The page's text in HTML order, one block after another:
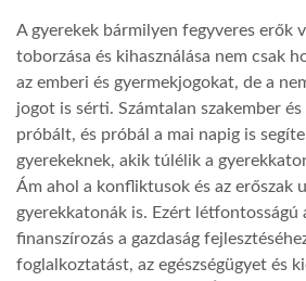
A gyerekek bármilyen fegyveres erők
toborzása és kihasználása nem csak
az emberi és gyermekjogokat, de a
jogot is sérti. Számtalan szakember
próbált, és próbál a mai napig is
gyerekeknek, akik túlélik a
Ám ahol a konfliktusok és az erőszak
gyerekkatonák is. Ezért létfontosságú
finanszírozás a gazdaság
foglalkoztatást, az egészségügyet és